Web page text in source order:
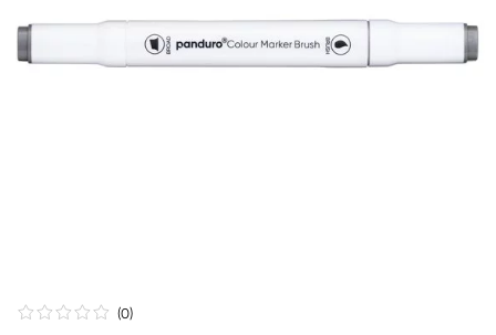
(0)